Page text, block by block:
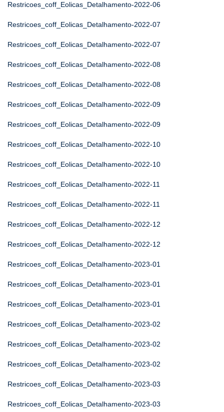
Restricoes_coff_Eolicas_Detalhamento-2022-06
Restricoes_coff_Eolicas_Detalhamento-2022-07
Restricoes_coff_Eolicas_Detalhamento-2022-07
Restricoes_coff_Eolicas_Detalhamento-2022-08
Restricoes_coff_Eolicas_Detalhamento-2022-08
Restricoes_coff_Eolicas_Detalhamento-2022-09
Restricoes_coff_Eolicas_Detalhamento-2022-09
Restricoes_coff_Eolicas_Detalhamento-2022-10
Restricoes_coff_Eolicas_Detalhamento-2022-10
Restricoes_coff_Eolicas_Detalhamento-2022-11
Restricoes_coff_Eolicas_Detalhamento-2022-11
Restricoes_coff_Eolicas_Detalhamento-2022-12
Restricoes_coff_Eolicas_Detalhamento-2022-12
Restricoes_coff_Eolicas_Detalhamento-2023-01
Restricoes_coff_Eolicas_Detalhamento-2023-01
Restricoes_coff_Eolicas_Detalhamento-2023-01
Restricoes_coff_Eolicas_Detalhamento-2023-02
Restricoes_coff_Eolicas_Detalhamento-2023-02
Restricoes_coff_Eolicas_Detalhamento-2023-02
Restricoes_coff_Eolicas_Detalhamento-2023-03
Restricoes_coff_Eolicas_Detalhamento-2023-03